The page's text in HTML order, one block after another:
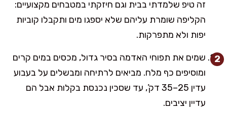
זה טיפ שלמדתי בבית וגם חיזקתי במטבחים מקצועיים:
הקליפה שומרת עליהם שלא יספגו מים ותקבלו קוביות
יפות ולא מתפרקות.
שמים את תפוחי האדמה בסיר גדול, מכסים במים קרים
ומוסיפים כף מלח. מביאים לרתיחה ומבשלים על בעבוע
עדין 25–35 דק’, עד שסכין נכנסת בקלות אבל הם
עדיין יציבים.